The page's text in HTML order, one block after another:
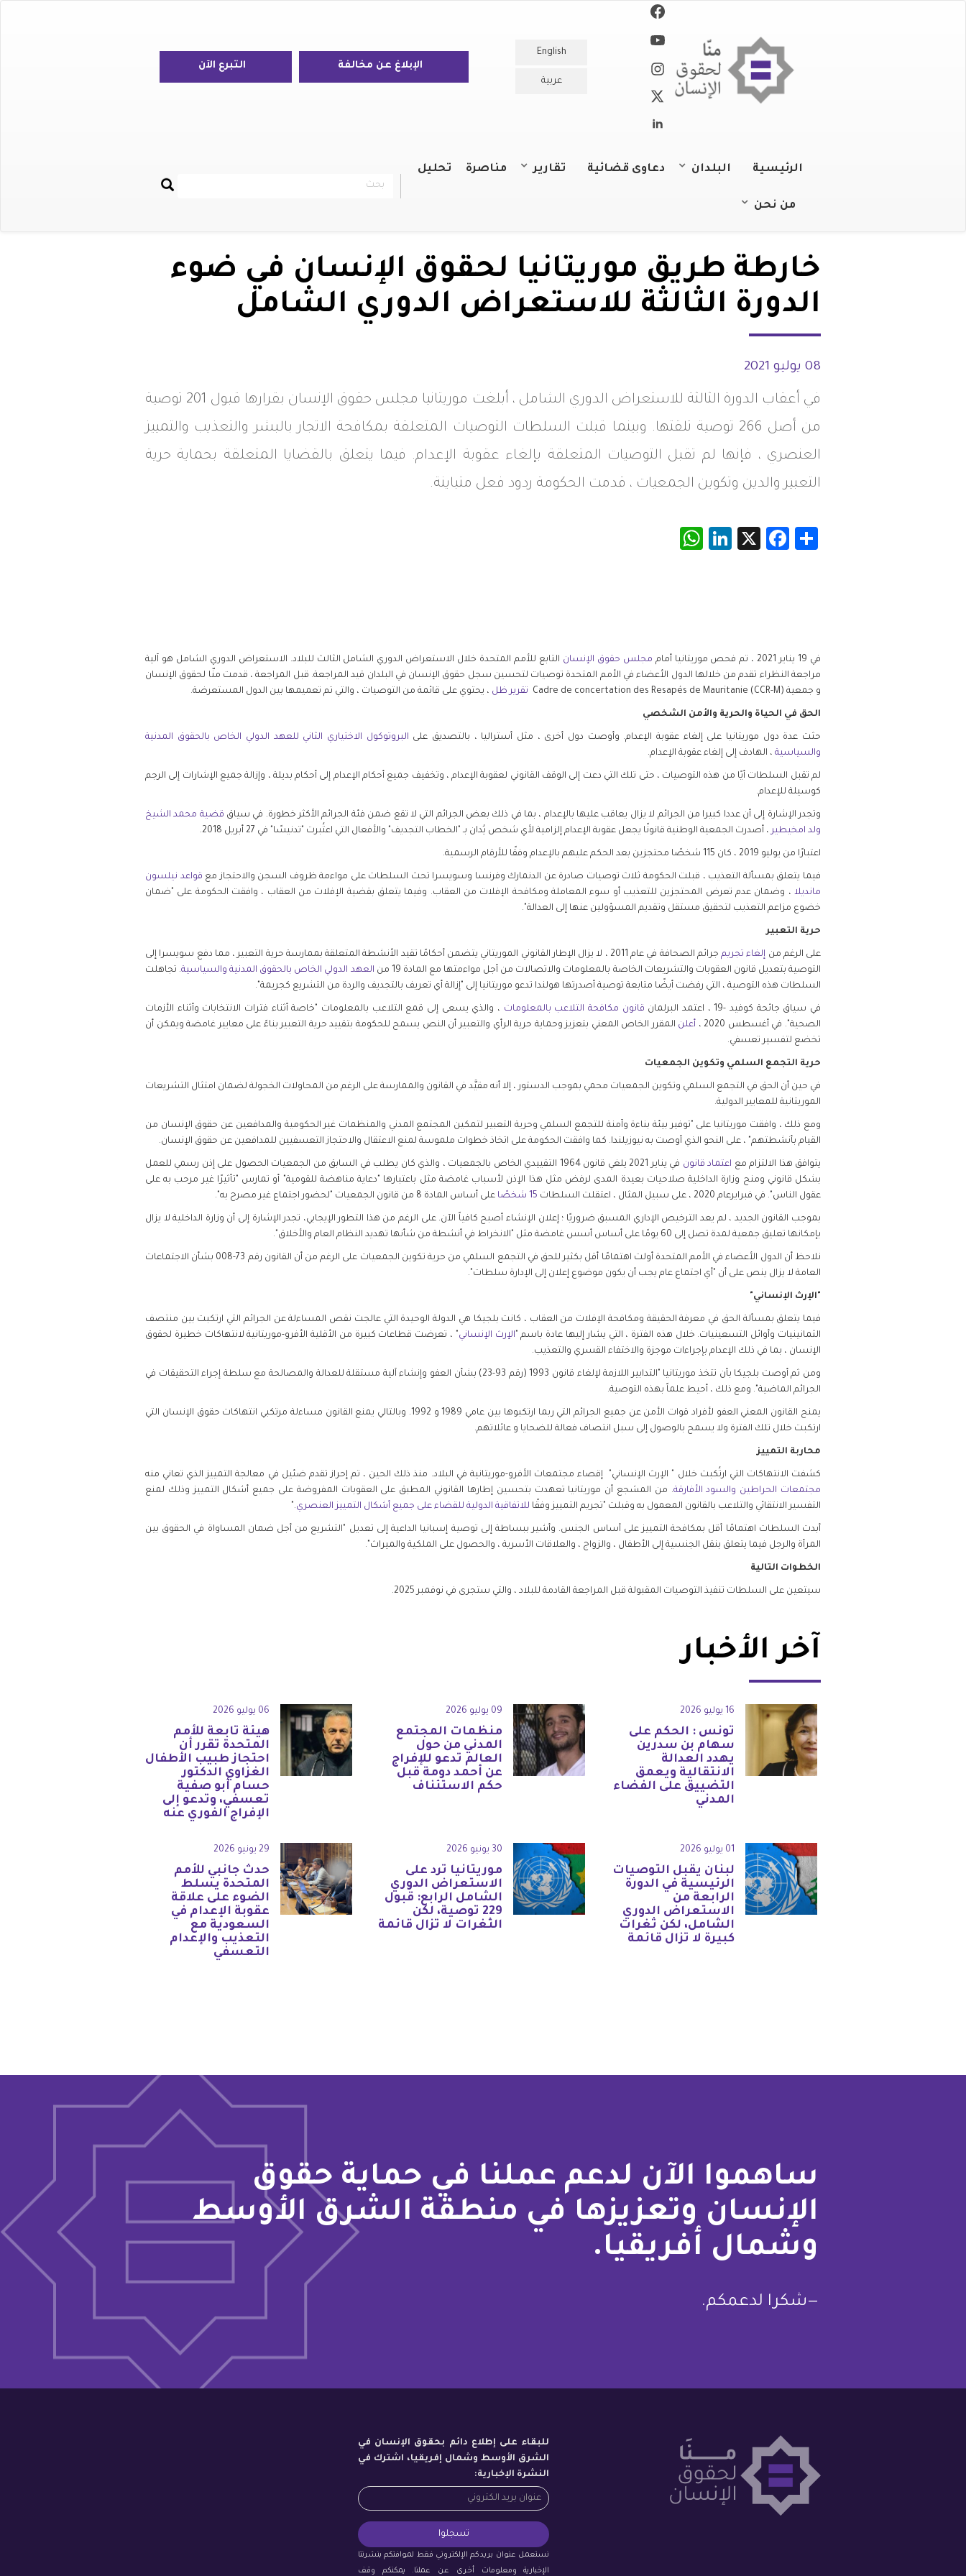
English
عربية
الإبلاغ عن مخالفة التبرع الآن
الرئيسية البلدان
جزر القمر
جيبوتي
الأردن
الكويت
ليبيا
فلسطين
قطر
السعودية
سوريا
الإمارات
دعاوى قضائية تقارير مناصرة تحليل
من نحن
عملنا
فريقنا
Rechercher
بحث
خارطة طريق موريتانيا لحقوق الإنسان في ضوء
الدورة الثالثة للاستعراض الدوري الشامل
08 يوليو 2021
في أعقاب الدورة الثالثة للاستعراض الدوري الشامل ، أبلغت موريتانيا مجلس حقوق الإنسان بقرارها قبول 201 توصية
من أصل 266 توصية تلقتها. وبينما قبلت السلطات التوصيات المتعلقة بمكافحة الاتجار بالبشر والتعذيب والتمييز
العنصري ، فإنها لم تقبل التوصيات المتعلقة بإلغاء عقوبة الإعدام. فيما يتعلق بالقضايا المتعلقة بحماية حرية
التعبير والدين وتكوين الجمعيات ، قدمت الحكومة ردود فعل متباينة.
Share
Facebook
X
LinkedIn
في 19 يناير 2021 ، تم فحص موريتانيا أمام مجلس حقوق الإنسان التابع للأمم المتحدة خلال الاستعراض الدوري الشامل الثالث للبلاد. الاستعراض الدوري الشامل هو آلية
مراجعة النظراء تقدم من خلالها الدول الأعضاء في الأمم المتحدة توصيات لتحسين سجل حقوق الإنسان في البلدان قيد المراجعة. قبل المراجعة ، قدمت منّا لحقوق الإنسان
و جمعية Cadre de concertation des Resapés de Mauritanie (CCR-M)
تقرير ظل ، يحتوي على قائمة من التوصيات ، والتي تم تعميمها بين الدول المستعرضة.
الحق في الحياة والحرية والأمن الشخصي
حثت عدة دول موريتانيا على إلغاء عقوبة الإعدام. وأوصت دول أخرى ، مثل أستراليا ، بالتصديق على البروتوكول الاختياري الثاني للعهد الدولي الخاص بالحقوق المدنية
والسياسية ، الهادف إلى إلغاء عقوبة الإعدام.
لم تقبل السلطات أيًا من هذه التوصيات ، حتى تلك التي دعت إلى الوقف القانوني لعقوبة الإعدام ، وتخفيف جميع أحكام الإعدام إلى أحكام بديلة ، وإزالة جميع الإشارات إلى الرجم
كوسيلة للإعدام.
وتجدر الإشارة إلى أن عددا كبيرا من الجرائم لا يزال يعاقب عليها بالإعدام ، بما في ذلك بعض الجرائم التي لا تقع ضمن فئة الجرائم الأكثر خطورة. في سياق قضية محمد الشيخ
ولد امخيطير ، أصدرت الجمعية الوطنية قانونًا يجعل عقوبة الإعدام إلزامية لأي شخص يُدان بـ "الخطاب التجديف" والأفعال التي اعتُبرت "تدنيسًا" في 27 أبريل 2018.
اعتبارًا من يوليو 2019 ، كان 115 شخصًا محتجزين بعد الحكم عليهم بالإعدام وفقًا للأرقام الرسمية.
فيما يتعلق بمسألة التعذيب ، قبلت الحكومة ثلاث توصيات صادرة عن الدنمارك وفرنسا وسويسرا تحث السلطات على مواءمة ظروف السجن والاحتجاز مع قواعد نيلسون
مانديلا ، وضمان عدم تعرض المحتجزين للتعذيب أو سوء المعاملة ومكافحة الإفلات من العقاب. وفيما يتعلق بقضية الإفلات من العقاب ، وافقت الحكومة على "ضمان
خضوع مزاعم التعذيب لتحقيق مستقل وتقديم المسؤولين عنها إلى العدالة".
حرية التعبير
على الرغم من إلغاء تجريم
جرائم الصحافة في عام 2011 ، لا يزال الإطار القانوني الموريتاني يتضمن أحكامًا تقيد الأنشطة المتعلقة بممارسة حرية التعبير ، مما دفع سويسرا إلى
التوصية بتعديل قانون العقوبات والتشريعات الخاصة بالمعلومات والاتصالات من أجل مواءمتها مع المادة 19 من
العهد الدولي الخاص بالحقوق المدنية والسياسية. تجاهلت
السلطات هذه التوصية ، التي رفضت أيضًا متابعة توصية أصدرتها هولندا تدعو موريتانيا إلى "إزالة أي تعريف بالتجديف والردة من التشريع كجريمة".
في سياق جائحة كوفيد -19 ، اعتمد البرلمان قانون مكافحة التلاعب بالمعلومات ، والذي يسعى إلى قمع التلاعب بالمعلومات "خاصة أثناء فترات الانتخابات وأثناء الأزمات
الصحية". في أغسطس 2020 ،
أعلن المقرر الخاص المعني بتعزيز وحماية حرية الرأي والتعبير أن النص يسمح للحكومة بتقييد حرية التعبير بناءً على معايير غامضة ويمكن أن
تخضع لتفسير تعسفي.
حرية التجمع السلمي وتكوين الجمعيات
في حين أن الحق في التجمع السلمي وتكوين الجمعيات محمي بموجب الدستور ، إلا أنه مقيَّد في القانون والممارسة على الرغم من المحاولات الخجولة لضمان امتثال التشريعات
الموريتانية للمعايير الدولية.
ومع ذلك ، وافقت موريتانيا على "توفير بيئة بناءة وآمنة للتجمع السلمي وحرية التعبير لتمكين المجتمع المدني والمنظمات غير الحكومية والمدافعين عن حقوق الإنسان من
القيام بأنشطتهم" ، على النحو الذي أوصت به نيوزيلندا. كما وافقت الحكومة على اتخاذ خطوات ملموسة لمنع الاعتقال والاحتجاز التعسفيين للمدافعين عن حقوق الإنسان.
يتوافق هذا الالتزام مع اعتماد قانون
في يناير 2021 يلغي قانون 1964 التقييدي الخاص بالجمعيات ، والذي كان يطلب في السابق من الجمعيات الحصول على إذن رسمي للعمل
بشكل قانوني ومنح وزارة الداخلية صلاحيات بعيدة المدى لرفض مثل هذا الإذن لأسباب غامضة مثل باعتبارها "دعاية مناهضة للقومية" أو تمارس "تأثيرًا غير مرحب به على
عقول الناس". في فبرايرعام 2020 ، على سبيل المثال ، اعتقلت السلطات
على أساس المادة 8 من قانون الجمعيات "لحضور اجتماع غير مصرح به".
بموجب القانون الجديد ، لم يعد الترخيص الإداري المسبق ضروريًا ؛ إعلان الإنشاء أصبح كافياً الآن. على الرغم من هذا التطور الإيجابي، تجدر الإشارة إلى أن وزارة الداخلية لا يزال
بإمكانها تعليق جمعية لمدة تصل إلى 60 يومًا على أساس أسس غامضة مثل "الانخراط في أنشطة من شأنها تهديد النظام العام والأخلاق".
نلاحظ أن الدول الأعضاء في الأمم المتحدة أولت اهتمامًا أقل بكثير للحق في التجمع السلمي من حرية تكوين الجمعيات على الرغم من أن القانون رقم 73-008 بشأن الاجتماعات
العامة لا يزال ينص على أن "أي اجتماع عام يجب أن يكون موضوع إعلان إلى الإدارة سلطات".
"الإرث الإنساني"
فيما يتعلق بمسألة الحق في معرفة الحقيقة ومكافحة الإفلات من العقاب ، كانت بلجيكا هي الدولة الوحيدة التي عالجت نقص المساءلة عن الجرائم التي ارتكبت بين منتصف
الثمانينيات وأوائل التسعينيات. خلال هذه الفترة ، التي يشار إليها عادة باسم " الإرث الإنساني " ، تعرضت قطاعات كبيرة من الأقلية الأفرو-موريتانية لانتهاكات خطيرة لحقوق
الإنسان ، بما في ذلك الإعدام بإجراءات موجزة والاختفاء القسري والتعذيب.
ومن ثم أوصت بلجيكا بأن تتخذ موريتانيا "التدابير اللازمة لإلغاء قانون 1993 (رقم 93-23) بشأن العفو وإنشاء آلية مستقلة للعدالة والمصالحة مع سلطة إجراء التحقيقات في
الجرائم الماضية". ومع ذلك ، أحيط علماً بهذه التوصية.
يمنح القانون المعني العفو لأفراد قوات الأمن عن جميع الجرائم التي ربما ارتكبوها بين عامي 1989 و 1992. وبالتالي يمنع القانون مساءلة مرتكبي انتهاكات حقوق الإنسان التي
ارتكبت خلال تلك الفترة ولا يسمح بالوصول إلى سبل انتصاف فعالة للضحايا و عائلاتهم.
محاربة التمييز
كشفت الانتهاكات التي ارتُكبت خلال " الإرث الإنساني" إقصاء مجتمعات الأفرو-موريتانية في البلاد. منذ ذلك الحين ، تم إحراز تقدم ضئيل في معالجة التمييز الذي تعاني منه
مجتمعات الحراطين والسود الأفارقة. من المشجع أن موريتانيا تعهدت بتحسين إطارها القانوني المطبق على العقوبات المفروضة على جميع أشكال التمييز وذلك لمنع
التفسير الانتقائي والتلاعب بالقانون المعمول به وقبلت "تجريم التمييز وفقًا للاتفاقية الدولية للقضاء على جميع أشكال التمييز العنصري."
أبدت السلطات اهتمامًا أقل بمكافحة التمييز على أساس الجنس. وأشير ببساطة إلى توصية إسبانيا الداعية إلى تعديل "التشريع من أجل ضمان المساواة في الحقوق بين
المرأة والرجل فيما يتعلق بنقل الجنسية إلى الأطفال ، والزواج ، والعلاقات الأسرية ، والحصول على الملكية والميراث".
الخطوات التالية
سيتعين على السلطات تنفيذ التوصيات المقبولة قبل المراجعة القادمة للبلاد ، والتي ستجرى في نوفمبر 2025.
آخر الأخبار
16 يوليو 2026
تونس : الحكم على
سهام بن سدرين
يهدد العدالة
الانتقالية ويعمق
التضييق على الفضاء
المدني
09 يوليو 2026
منظمات المجتمع
المدني من حول
العالم تدعو للإفراج
عن أحمد دومة قبل
حكم الاستئناف
06 يوليو 2026
هيئة تابعة للأمم
المتحدة تقرر أن
احتجاز طبيب الأطفال
الغزاوي الدكتور
حسام أبو صفية
تعسفي، وتدعو إلى
الإفراج الفوري عنه
01 يوليو 2026
لبنان يقبل التوصيات
الرئيسية في الدورة
الرابعة من
الاستعراض الدوري
الشامل، لكن ثغرات
كبيرة لا تزال قائمة
30 يونيو 2026
موريتانيا ترد على
الاستعراض الدوري
الشامل الرابع: قبول
229 توصية، لكن
الثغرات لا تزال قائمة
29 يونيو 2026
حدث جانبي للأمم
المتحدة يسلط
الضوء على علاقة
عقوبة الإعدام في
السعودية مع
التعذيب والإعدام
التعسفي
ساهموا الآن لدعم عملنا في حماية حقوق
الإنسان وتعزيزها في منطقة الشرق الأوسط
وشمال أفريقيا.
—شكرا لدعمكم.
للبقاء على إطلاع دائم بحقوق الإنسان في
الشرق الأوسط وشمال إفريقيا، اشترك في
النشرة الإخبارية:
نستعمل عنوان بريدكم الإلكتروني فقط لموافتكم بنشرتنا
الإخبارية ومعلومات أخرى عن عملنا. يمكنكم وقف